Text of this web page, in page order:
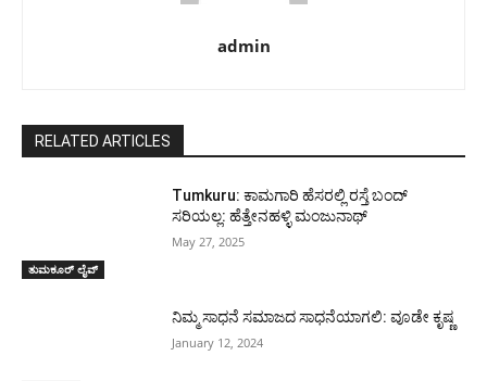
admin
RELATED ARTICLES
ತುಮಕೂರ್ ಲೈವ್
Tumkuru: ಕಾಮಗಾರಿ ಹೆಸರಲ್ಲಿ ರಸ್ತೆ ಬಂದ್
ಸರಿಯಲ್ಲ: ಹೆತ್ತೇನಹಳ್ಳಿ ಮಂಜುನಾಥ್
May 27, 2025
ನಿಮ್ಮ ಸಾಧನೆ ಸಮಾಜದ ಸಾಧನೆಯಾಗಲಿ: ವೂಡೇ ಕೃಷ್ಣ
January 12, 2024